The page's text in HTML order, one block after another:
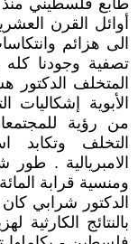
طابع فلسطيني منذ
أوائل القرن
الى هزائم
تصفية وجودنا كله
المتخلف الدكتور
الأبوية
من رؤية
التخلف وتكابد
الامبريالية .
ومنسية قرابة
الدكتور شرابي
بالنتائج